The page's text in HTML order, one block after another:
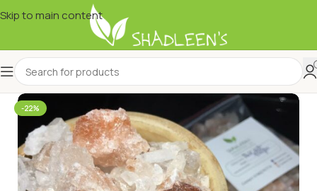
Skip to main content
-22%